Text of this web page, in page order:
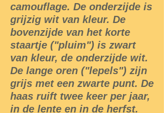
camouflage. De onderzijde is
grijzig wit van kleur. De
bovenzijde van het korte
staartje ("pluim") is zwart
van kleur, de onderzijde wit.
De lange oren ("lepels") zijn
grijs met een zwarte punt. De
haas ruift twee keer per jaar,
in de lente en in de herfst.